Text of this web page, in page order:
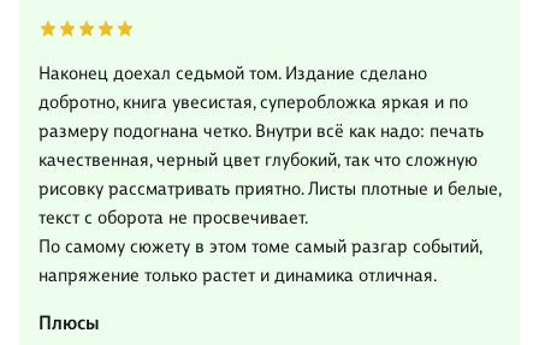
Наконец доехал седьмой том. Издание сделано
добротно, книга увесистая, суперобложка яркая и по
размеру подогнана четко. Внутри всё как надо: печать
качественная, черный цвет глубокий, так что сложную
рисовку рассматривать приятно. Листы плотные и белые,
текст с оборота не просвечивает.
По самому сюжету в этом томе самый разгар событий,
напряжение только растет и динамика отличная.
Плюсы